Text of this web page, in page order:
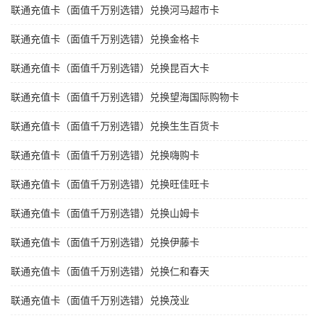
联通充值卡（面值千万别选错）兑换河马超市卡
联通充值卡（面值千万别选错）兑换金格卡
联通充值卡（面值千万别选错）兑换昆百大卡
联通充值卡（面值千万别选错）兑换望海国际购物卡
联通充值卡（面值千万别选错）兑换生生百货卡
联通充值卡（面值千万别选错）兑换嗨购卡
联通充值卡（面值千万别选错）兑换旺佳旺卡
联通充值卡（面值千万别选错）兑换山姆卡
联通充值卡（面值千万别选错）兑换伊藤卡
联通充值卡（面值千万别选错）兑换仁和春天
联通充值卡（面值千万别选错）兑换茂业